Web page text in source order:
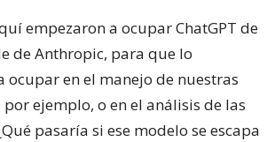
empezaron a ocupar ChatGPT de
de Anthropic, para que lo
ocupar en el manejo de nuestras
por ejemplo, o en el análisis de las
pasaría si ese modelo se escapa